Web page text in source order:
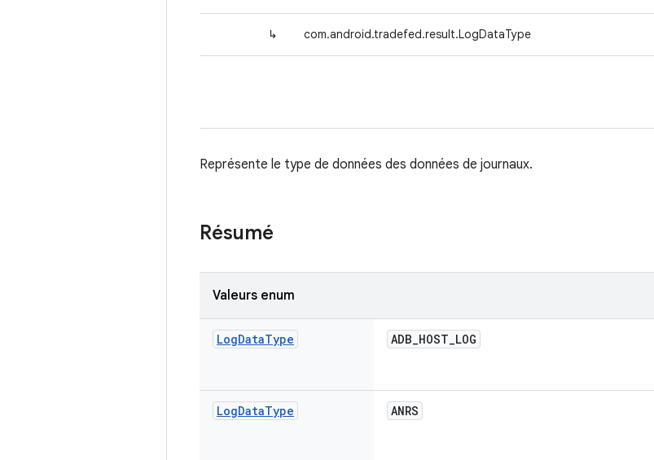
↳ com.android.tradefed.result.LogDataType
Représente le type de données des données de journaux.
Résumé
Valeurs enum
LogDataType ADB_HOST_LOG
LogDataType ANRS